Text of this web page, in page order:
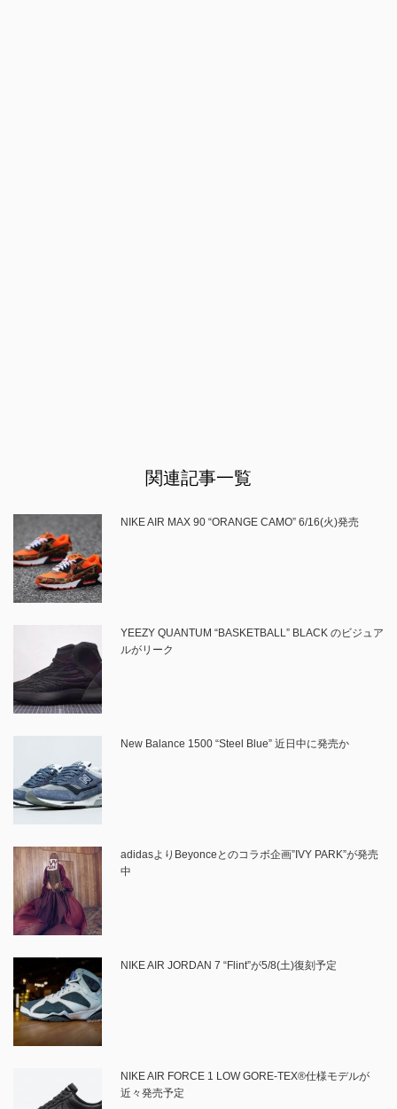
関連記事一覧
NIKE AIR MAX 90 “ORANGE CAMO” 6/16(火)発売
YEEZY QUANTUM “BASKETBALL” BLACK のビジュア
ルがリーク
New Balance 1500 “Steel Blue” 近日中に発売か
adidasよりBeyonceとのコラボ企画”IVY PARK”が発売
中
NIKE AIR JORDAN 7 “Flint”が5/8(土)復刻予定
NIKE AIR FORCE 1 LOW GORE-TEX®仕様モデルが
近々発売予定